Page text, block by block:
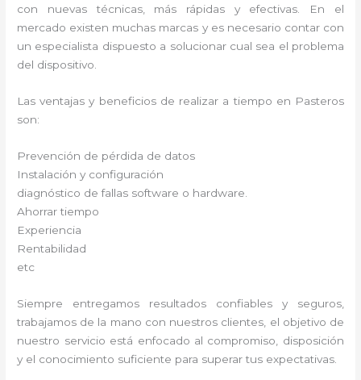
con nuevas técnicas, más rápidas y efectivas. En el
mercado existen muchas marcas y es necesario contar con
un especialista dispuesto a solucionar cual sea el problema
del dispositivo.
Las ventajas y beneficios de realizar a tiempo en Pasteros
son:
Prevención de pérdida de datos
Instalación y configuración
diagnóstico de fallas software o hardware.
Ahorrar tiempo
Experiencia
Rentabilidad
etc
Siempre entregamos resultados confiables y seguros,
trabajamos de la mano con nuestros clientes, el objetivo de
nuestro servicio está enfocado al compromiso, disposición
y el conocimiento suficiente para superar tus expectativas.